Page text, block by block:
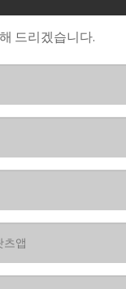
드리겠습니다.